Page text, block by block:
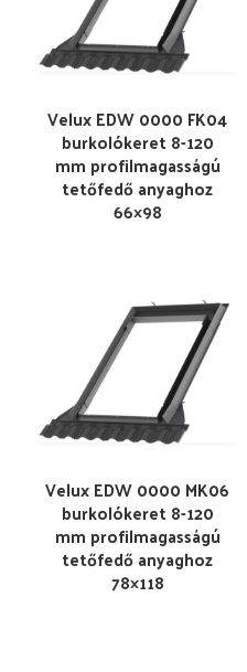
Velux EDW 0000 FK04
burkolókeret 8-120
mm profilmagasságú
tetőfedő anyaghoz
66×98
Velux EDW 0000 MK06
burkolókeret 8-120
mm profilmagasságú
tetőfedő anyaghoz
78×118